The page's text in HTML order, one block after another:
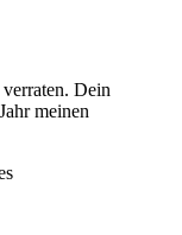
Dein
meinen